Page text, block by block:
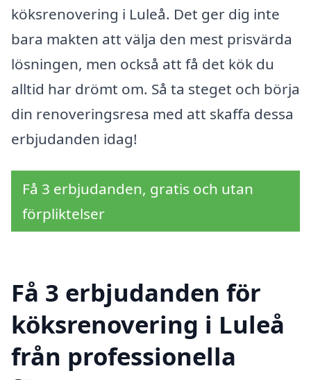
köksrenovering i Luleå. Det ger dig inte
bara makten att välja den mest prisvärda
lösningen, men också att få det kök du
alltid har drömt om. Så ta steget och börja
din renoveringsresa med att skaffa dessa
erbjudanden idag!
Få 3 erbjudanden, gratis och utan
förpliktelser
Få 3 erbjudanden för
köksrenovering i Luleå
från professionella